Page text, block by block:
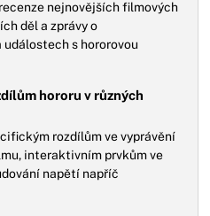
nejnovějších filmových
děl a zprávy o
s hororovou
hororu v různých
rozdílům ve vyprávění
interaktivním prvkům ve
napětí napříč